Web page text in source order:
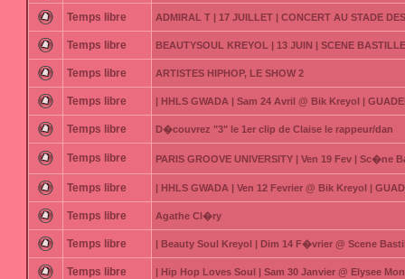
Temps libre ADMIRAL T | 17 JUILLET | CONCERT AU STADE
Temps libre BEAUTYSOUL KREYOL | 13 JUIN | SCENE
Temps libre ARTISTES HIPHOP, LE SHOW 2
Temps libre | HHLS GWADA | Sam 24 Avril @ Bik Kreyol |
Temps libre D�couvrez "3" le 1er clip de Claise le rappeur/dan
Temps libre PARIS GROOVE UNIVERSITY | Ven 19 Fev | Sc�ne
Temps libre | HHLS GWADA | Ven 12 Fevrier @ Bik Kreyol |
Temps libre Agathe Cl�ry
Temps libre | Beauty Soul Kreyol | Dim 14 F�vrier @ Scene
Temps libre | Hip Hop Loves Soul | Sam 30 Janvier @ Elysee